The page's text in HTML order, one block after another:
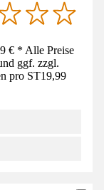
€ * Alle Preise
ggf. zzgl.
pro ST19,99